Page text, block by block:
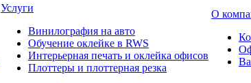
Услуги
Винилография на авто
Обучение оклейке в RWS
Интерьерная печать и оклейка офисов
Плоттеры и плоттерная резка
О